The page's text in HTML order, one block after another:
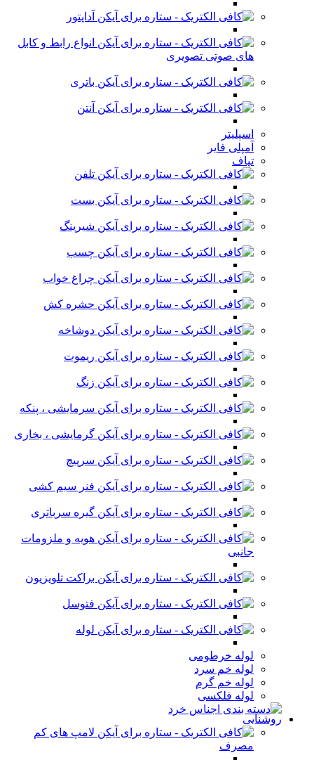
آداپتور
انواع رابط و کابل
های صوتی تصویری
باتری
آنتن
اسپلیتر
آمپلی فایر
تپاف
تلفن
بست
شیرینگ
چسب
چراغ خواب
حشره کش
دوشاخه
ریموت
زنگ
سرمایشی ، پنکه
گرمایشی ، بخاری
سرپیچ
فنر سیم کشی
گیره سرباتری
هویه و ملزومات
جانبی
براکت تلویزیون
فتوسل
لوله
لوله خرطومی
لوله خم سرد
لوله خم گرم
لوله فلکسی
روشنایی
لامپ های کم
مصرف